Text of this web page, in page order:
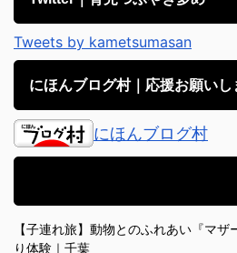
Tweets by kametsumasan
にほんブログ村｜応援お願いし
にほんブログ村
【子連れ旅】動物とのふれあい『マ
り体験｜千葉